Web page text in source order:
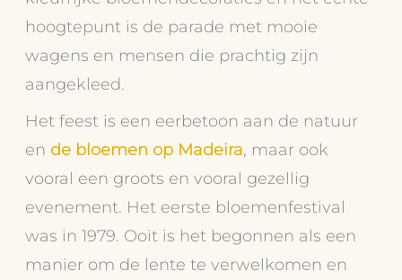
hoogtepunt is de parade met mooie
wagens en mensen die prachtig zijn
aangekleed.
Het feest is een eerbetoon aan de natuur
en de bloemen op Madeira, maar ook
vooral een groots en vooral gezellig
evenement. Het eerste bloemenfestival
was in 1979. Ooit is het begonnen als een
manier om de lente te verwelkomen en